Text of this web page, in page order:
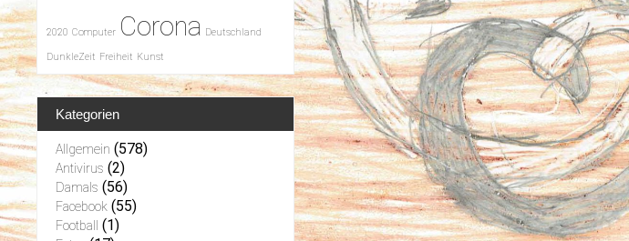
2020 Computer Corona Deutschland
DunkleZeit Freiheit Kunst
Kategorien
Allgemein (578)
Antivirus (2)
Damals (56)
Facebook (55)
Football (1)